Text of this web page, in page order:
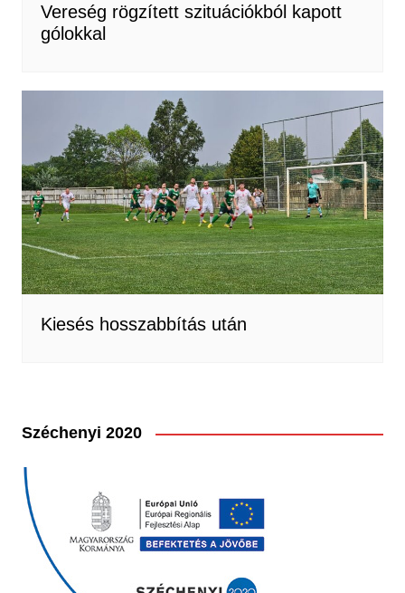
Vereség rögzített szituációkból kapott
gólokkal
Kiesés hosszabbítás után
Széchenyi 2020